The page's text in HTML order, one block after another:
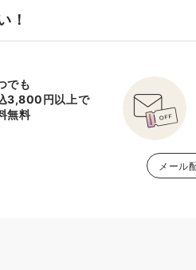
！
でも
3,800円以上で
無料
メール